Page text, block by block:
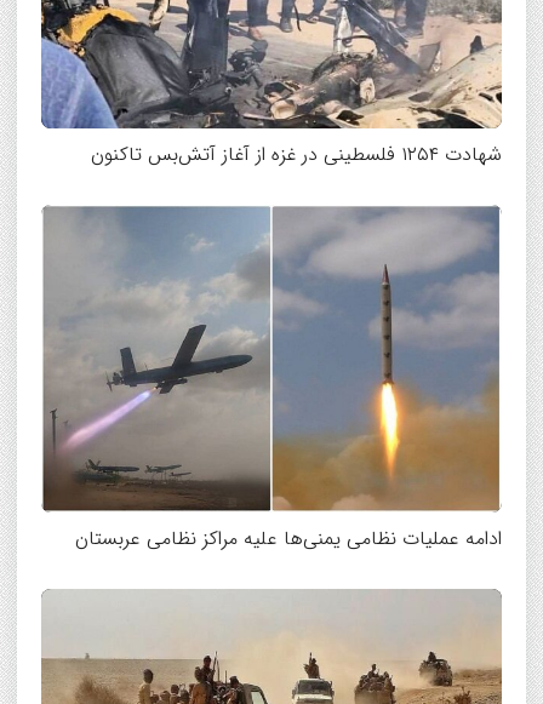
شهادت ۱۲۵۴ فلسطینی در غزه از آغاز آتش‌بس تاکنون
ادامه عملیات نظامی یمنی‌ها علیه مراکز نظامی عربستان